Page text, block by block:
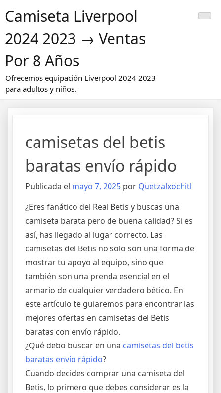
alCamiseta Liverpool
2024 2023 → Ventas
Por 8 Años
Ofrecemos equipación Liverpool 2024 2023
para adultos y niños.
camisetas del betis
baratas envío rápido
Publicada el mayo 7, 2025 por Quetzalxochitl
¿Eres fanático del Real Betis y buscas una
camiseta barata pero de buena calidad? Si es
así, has llegado al lugar correcto. Las
camisetas del Betis no solo son una forma de
mostrar tu apoyo al equipo, sino que
también son una prenda esencial en el
armario de cualquier verdadero bético. En
este artículo te guiaremos para encontrar las
mejores ofertas en camisetas del Betis
baratas con envío rápido.
¿Qué debo buscar en una camisetas del betis
baratas envío rápido?
Cuando decides comprar una camiseta del
Betis, lo primero que debes considerar es la